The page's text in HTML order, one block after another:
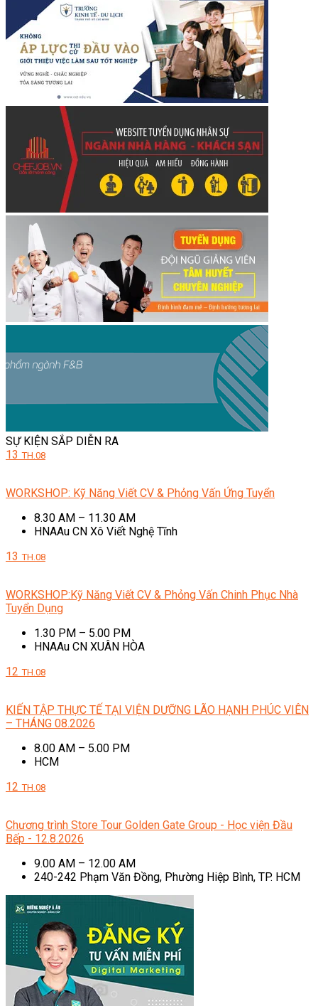
SỰ KIỆN SẮP DIỄN RA
13 TH.08
WORKSHOP: Kỹ Năng Viết CV & Phỏng Vấn Ứng Tuyển
8.30 AM – 11.30 AM
HNAAu CN Xô Viết Nghệ Tĩnh
13 TH.08
WORKSHOP:Kỹ Năng Viết CV & Phỏng Vấn Chinh Phục Nhà
Tuyển Dụng
1.30 PM – 5.00 PM
HNAAu CN XUÂN HÒA
12 TH.08
KIẾN TẬP THỰC TẾ TẠI VIỆN DƯỠNG LÃO HẠNH PHÚC VIÊN
– THÁNG 08.2026
8.00 AM – 5.00 PM
HCM
12 TH.08
Chương trình Store Tour Golden Gate Group - Học viện Đầu
Bếp - 12.8.2026
9.00 AM – 12.00 AM
240-242 Phạm Văn Đồng, Phường Hiệp Bình, TP. HCM